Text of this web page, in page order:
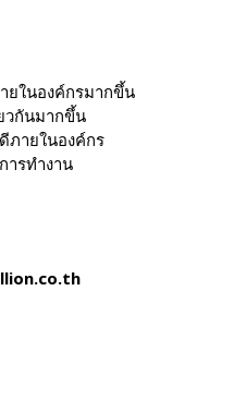
ยในองค์กรมากขึ้น
วกันมากขึ้น
ภายในองค์กร
ารทำงาน